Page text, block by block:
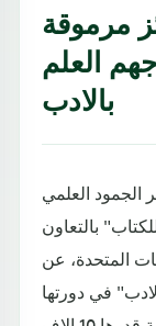
مرموقة
العلم
بالادب
الجمود العلمي
بالتعاون
المتحدة، عن
في دورتها